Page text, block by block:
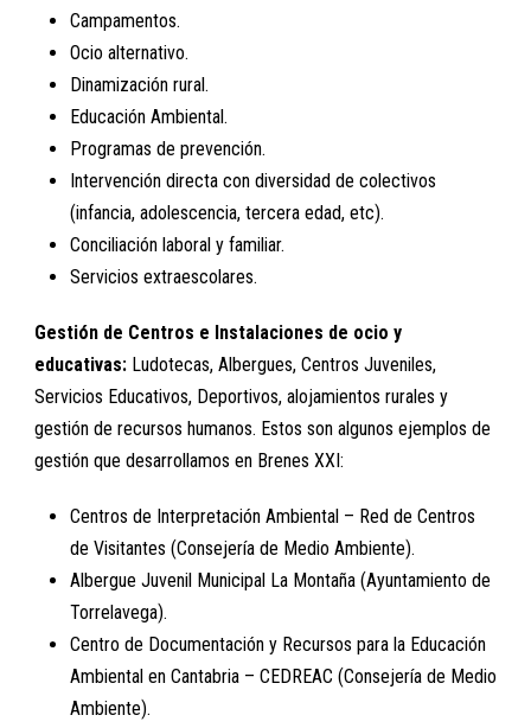
Campamentos.
Ocio alternativo.
Dinamización rural.
Educación Ambiental.
Programas de prevención.
Intervención directa con diversidad de colectivos
(infancia, adolescencia, tercera edad, etc).
Conciliación laboral y familiar.
Servicios extraescolares.
Gestión de Centros e Instalaciones de ocio y
educativas: Ludotecas, Albergues, Centros Juveniles,
Servicios Educativos, Deportivos, alojamientos rurales y
gestión de recursos humanos. Estos son algunos ejemplos de
gestión que desarrollamos en Brenes XXI:
Centros de Interpretación Ambiental – Red de Centros
de Visitantes (Consejería de Medio Ambiente).
Albergue Juvenil Municipal La Montaña (Ayuntamiento de
Torrelavega).
Centro de Documentación y Recursos para la Educación
Ambiental en Cantabria – CEDREAC (Consejería de Medio
Ambiente).